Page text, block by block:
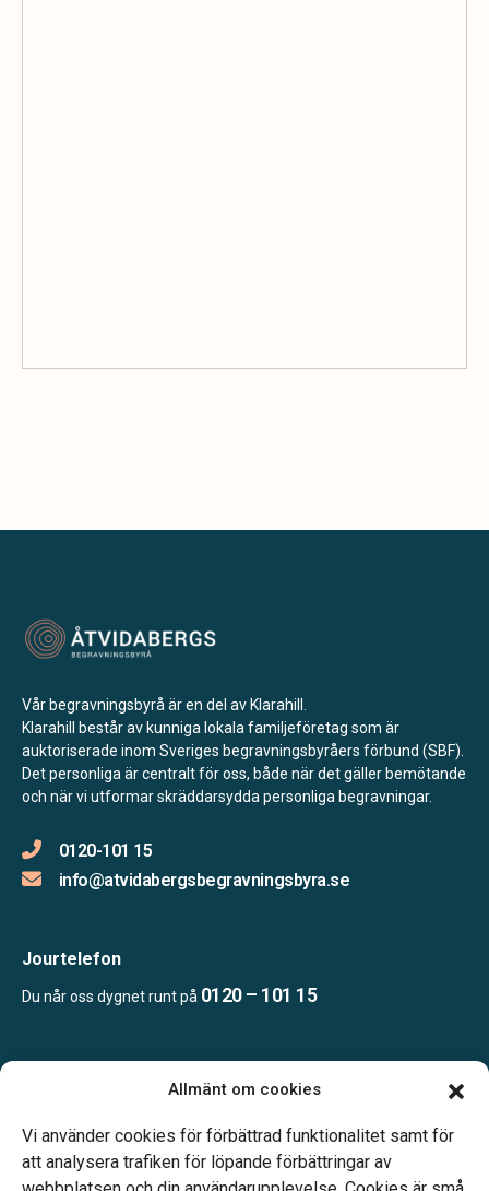
Allmänt om cookies
Vi använder cookies för förbättrad funktionalitet samt för
att analysera trafiken för löpande förbättringar av
Vår begravningsbyrå är en del av Klarahill.
Klarahill består av kunniga lokala familjeföretag som är
auktoriserade inom Sveriges begravningsbyråers förbund (SBF).
Det personliga är centralt för oss, både när det gäller bemötande
och när vi utformar skräddarsydda personliga begravningar.
0120-101 15
info@atvidabergsbegravningsbyra.se
Jourtelefon
Du når oss dygnet runt på 0120 – 101 15
Jourtelefon dygnet runt.